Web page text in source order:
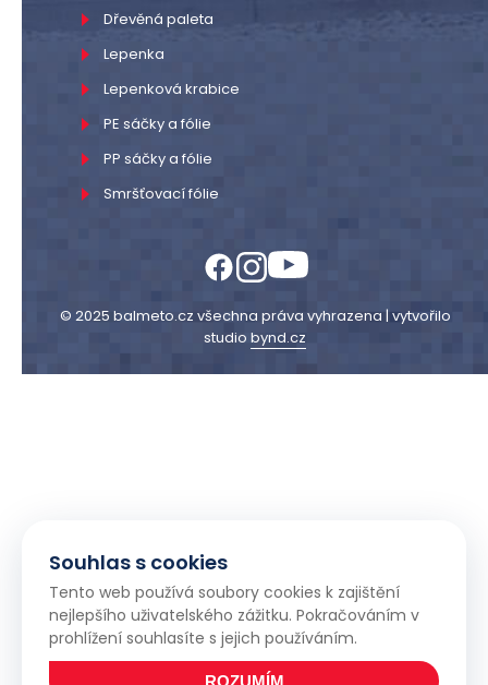
Souhlas s cookies
Tento web používá soubory cookies k zajištění
nejlepšího uživatelského zážitku. Pokračováním v
prohlížení souhlasíte s jejich používáním.
ROZUMÍM
Dřevěná paleta
Lepenka
Lepenková krabice
PE sáčky a fólie
PP sáčky a fólie
Smršťovací fólie
© 2025 balmeto.cz všechna práva vyhrazena | vytvořilo
studio bynd.cz